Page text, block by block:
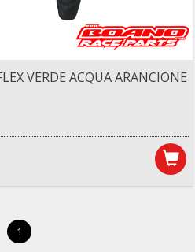
VERDE ACQUA ARANCIONE
1